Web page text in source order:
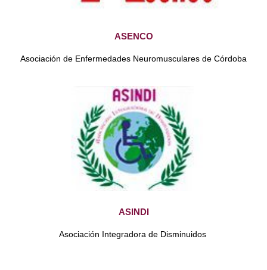
ASENCO
Asociación de Enfermedades Neuromusculares de Córdoba
ASINDI
Asociación Integradora de Disminuidos